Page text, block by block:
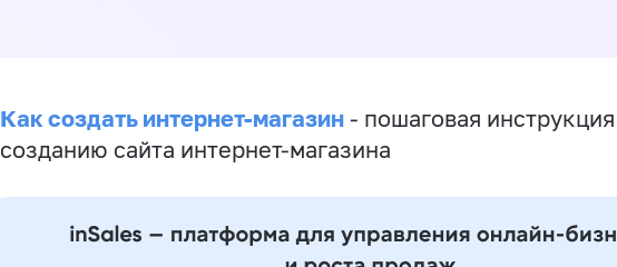
Как создать интернет-магазин - пошаговая
созданию сайта интернет-магазина